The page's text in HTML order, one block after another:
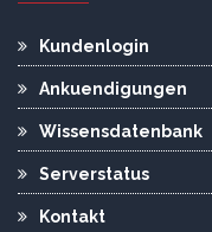
Kundenlogin
Ankuendigungen
Wissensdatenbank
Serverstatus
Kontakt